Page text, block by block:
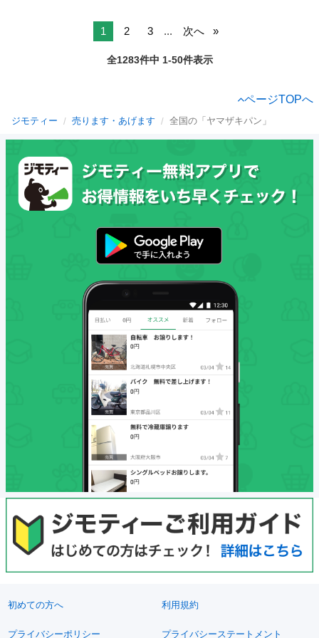
1 2 3 ... 次へ
全1283件中 1-50件表示
ページTOPへ
ジモティー 売ります・あげます 全国の「ヤマザキパン」
初めての方へ 利用規約
プライバシーポリシー プライバシーステートメント